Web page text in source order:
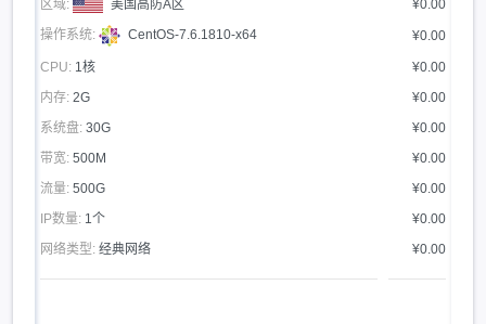
区域:
美国高防A区 ¥0.00
操作系统: CentOS-7.6.1810-x64 ¥0.00
CPU: 1核
¥0.00
内存: 2G
¥0.00
系统盘: 30G
¥0.00
带宽: 500M
¥0.00
流量: 500G
¥0.00
IP数量: 1个
¥0.00
网络类型: 经典网络 ¥0.00